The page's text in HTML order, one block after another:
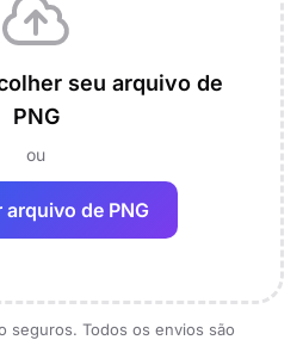
seu arquivo de
PNG
ou
arquivo de PNG
seguros. Todos os envios são